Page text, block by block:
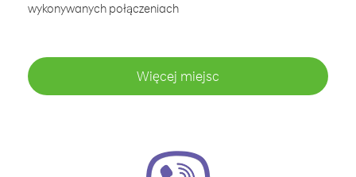
wykonywanych połączeniach
Więcej miejsc